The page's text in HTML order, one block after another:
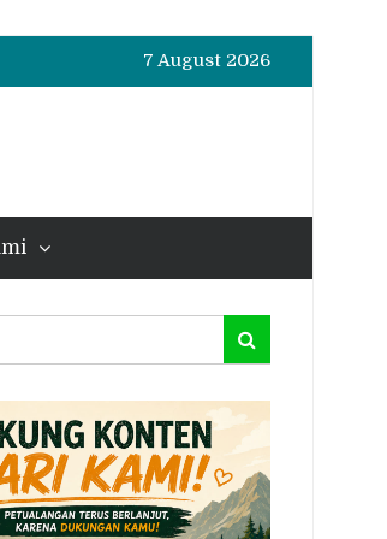
7 August 2026
Search